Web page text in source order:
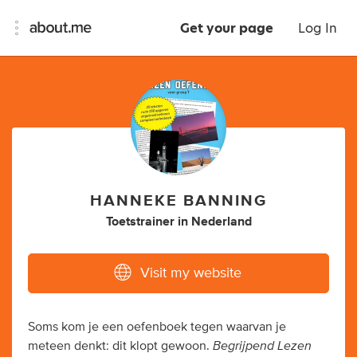
Get your page Log In
HANNEKE BANNING
Toetstrainer in Nederland
Visit my website
Soms kom je een oefenboek tegen waarvan je
meteen denkt: dit klopt gewoon. Begrijpend Lezen